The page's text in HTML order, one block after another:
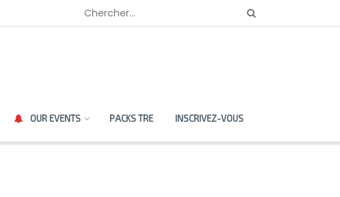
OUR EVENTS PACKS TRE INSCRIVEZ-VOUS